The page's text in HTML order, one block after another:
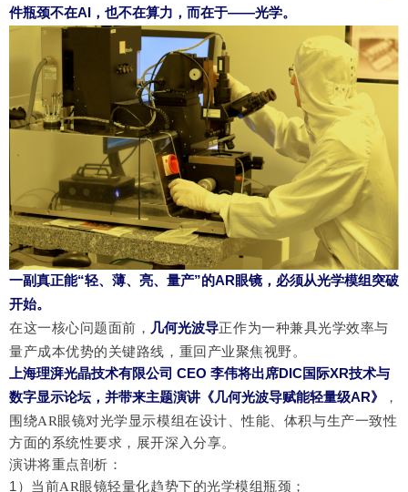
件瓶颈不在AI，也不在算力，而在于——光学。
一副真正能“轻、薄、亮、量产”的AR眼镜，必须从光学模组突破
开始。
在这一核心问题面前， 几何光波导正作为一种兼具光学效率与
量产成本优势的关键路线，重回产业聚焦视野。
上海理湃光晶技术有限公司 CEO 李伟将出席DIC国际XR技术与
数字显示论坛 ，并带来主题演讲《几何光波导赋能轻量级AR》
，
围绕AR眼镜对光学显示模组在设计、性能、体积与生产一致性
方面的系统性要求，展开深入分享。
演讲将重点剖析：
1 ） 当前AR眼镜轻量化趋势下的光学模组瓶颈；